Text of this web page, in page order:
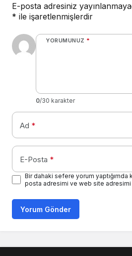
E-posta adresiniz
* ile işaretlenmişlerdir
YORUMUNUZ *
0/30 karakter
Ad *
E-Posta *
Bir dahaki sefere yorum yaptığımda
posta adresimi ve web site adresimi
Yorum Gönder